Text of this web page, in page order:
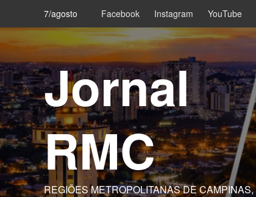
content
7/agosto Facebook Instagram YouTube
Jornal
RMC
REGIÕES METROPOLITANAS DE CAMPINAS,